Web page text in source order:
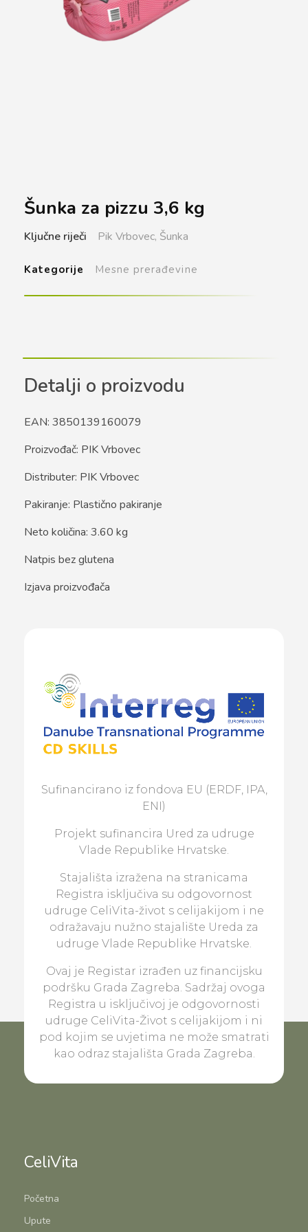
Šunka za pizzu 3,6 kg
Ključne riječi Pik Vrbovec, Šunka
Kategorije Mesne prerađevine
Detalji o proizvodu
EAN: 3850139160079
Proizvođač: PIK Vrbovec
Distributer: PIK Vrbovec
Pakiranje: Plastično pakiranje
Neto količina: 3.60 kg
Natpis bez glutena
Izjava proizvođača
Sufinancirano iz fondova EU (ERDF, IPA,
ENI)
Projekt sufinancira Ured za udruge
Vlade Republike Hrvatske.
Stajališta izražena na stranicama
Registra isključiva su odgovornost
udruge CeliVita-život s celijakijom i ne
odražavaju nužno stajalište Ureda za
udruge Vlade Republike Hrvatske.
Ovaj je Registar izrađen uz financijsku
podršku Grada Zagreba. Sadržaj ovoga
Registra u isključivoj je odgovornosti
udruge CeliVita-Život s celijakijom i ni
pod kojim se uvjetima ne može smatrati
kao odraz stajališta Grada Zagreba.
CeliVita
Početna
Upute